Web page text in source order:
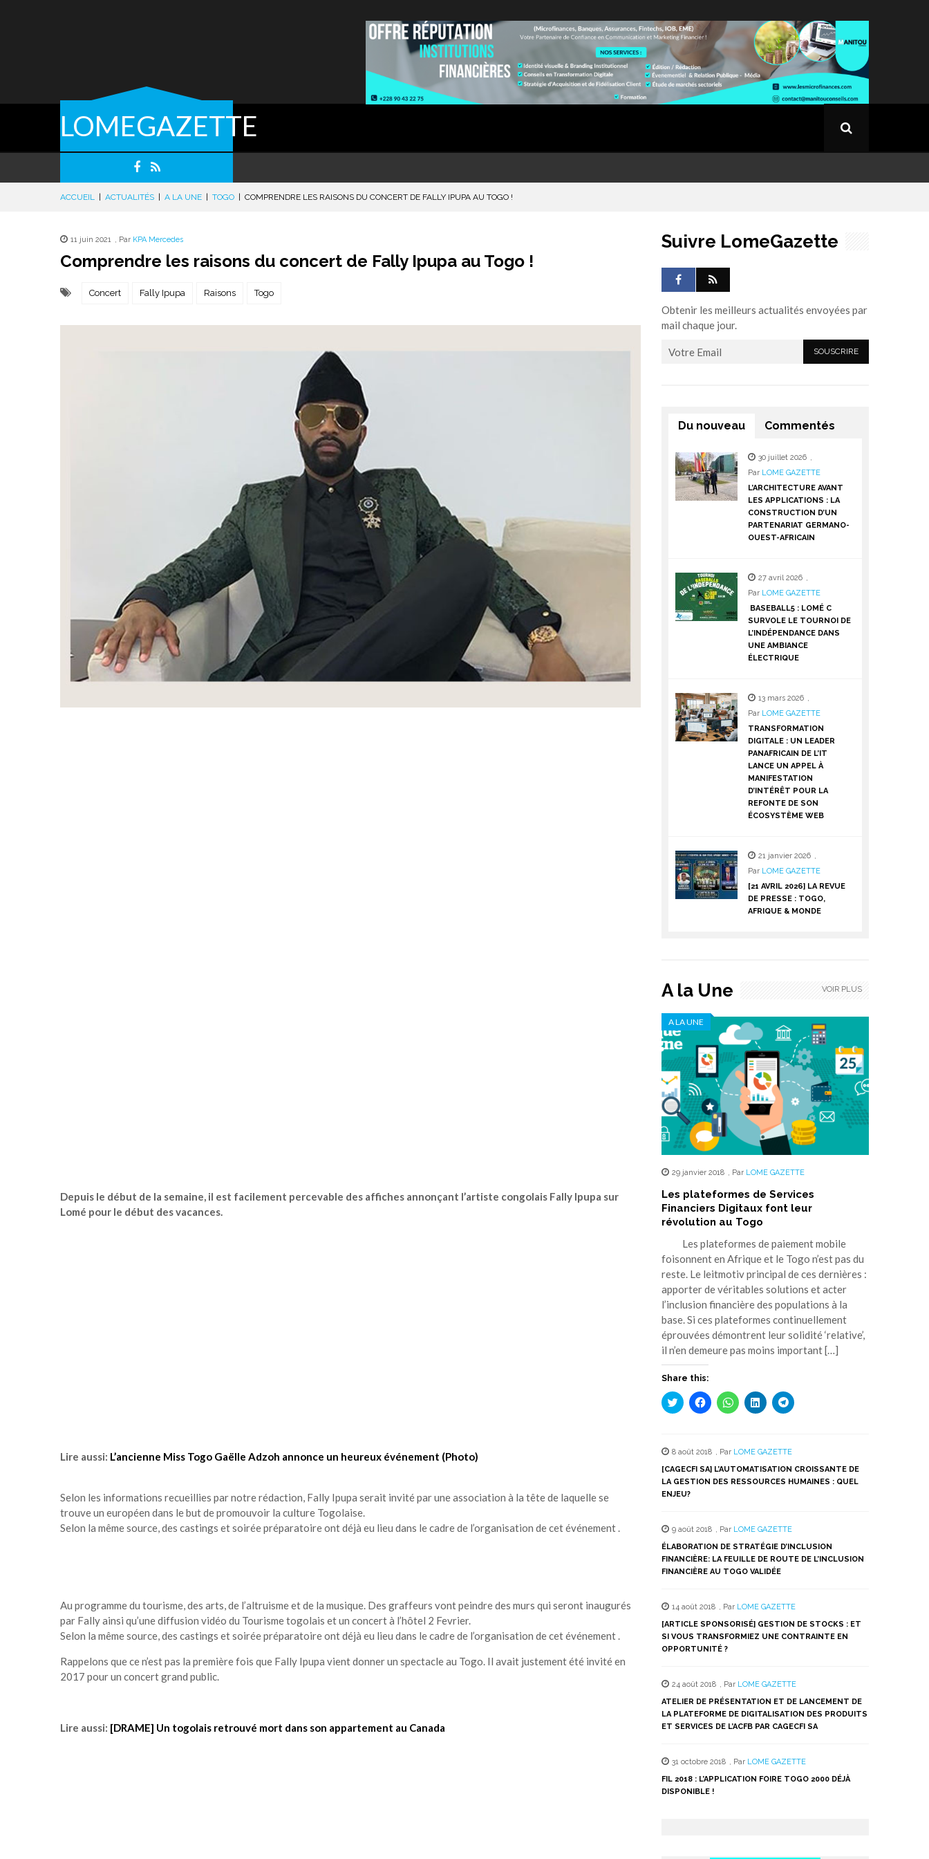
LOMEGAZETTE
ACCUEIL ACTUALITÉS A LA UNE TOGO COMPRENDRE LES RAISONS DU CONCERT DE FALLY IPUPA AU TOGO !
11 juin 2021 , Par KPA Mercedes
Comprendre les raisons du concert de Fally Ipupa au Togo !
Concert Fally Ipupa Raisons Togo
Depuis le début de la semaine, il est facilement percevable des affiches annonçant l’artiste congolais Fally Ipupa sur
Lomé pour le début des vacances.
Lire aussi: L’ancienne Miss Togo Gaëlle Adzoh annonce un heureux événement (Photo)
Selon les informations recueillies par notre rédaction, Fally Ipupa serait invité par une association à la tête de laquelle se
trouve un européen dans le but de promouvoir la culture Togolaise.
Selon la même source, des castings et soirée préparatoire ont déjà eu lieu dans le cadre de l’organisation de cet événement .
Au programme du tourisme, des arts, de l’altruisme et de la musique. Des graffeurs vont peindre des murs qui seront inaugurés
par Fally ainsi qu’une diffusion vidéo du Tourisme togolais et un concert à l’hôtel 2 Fevrier.
Selon la même source, des castings et soirée préparatoire ont déjà eu lieu dans le cadre de l’organisation de cet événement .
Rappelons que ce n’est pas la première fois que Fally Ipupa vient donner un spectacle au Togo. Il avait justement été invité en
2017 pour un concert grand public.
Lire aussi: [DRAME] Un togolais retrouvé mort dans son appartement au Canada
Suivre LomeGazette
Obtenir les meilleurs actualités envoyées par
mail chaque jour.
Du nouveau Commentés
30 juillet 2026 ,
Par LOME GAZETTE
L’ARCHITECTURE AVANT
LES APPLICATIONS : LA
CONSTRUCTION D’UN
PARTENARIAT GERMANO-
OUEST-AFRICAIN
27 avril 2026 ,
Par LOME GAZETTE
BASEBALL5 : LOMÉ C
SURVOLE LE TOURNOI DE
L’INDÉPENDANCE DANS
UNE AMBIANCE
ÉLECTRIQUE
13 mars 2026 ,
Par LOME GAZETTE
TRANSFORMATION
DIGITALE : UN LEADER
PANAFRICAIN DE L’IT
LANCE UN APPEL À
MANIFESTATION
D’INTÉRÊT POUR LA
REFONTE DE SON
ÉCOSYSTÈME WEB
21 janvier 2026 ,
Par LOME GAZETTE
[21 AVRIL 2026] LA REVUE
DE PRESSE : TOGO,
AFRIQUE & MONDE
A la Une
A LA UNE
29 janvier 2018 , Par LOME GAZETTE
Les plateformes de Services
Financiers Digitaux font leur
révolution au Togo
Les plateformes de paiement mobile
foisonnent en Afrique et le Togo n’est pas du
reste. Le leitmotiv principal de ces dernières :
apporter de véritables solutions et acter
l’inclusion financière des populations à la
base. Si ces plateformes continuellement
éprouvées démontrent leur solidité ‘relative’,
il n’en demeure pas moins important […]
Share this:
Cliquez
pour
une
nouvelle
fenêtre)
Cliquez
pour
une
nouvelle
fenêtre)
Cliquez
pour
une
nouvelle
fenêtre)
Cliquez
pour
une
nouvelle
fenêtre)
Cliquez
pour
une
nouvelle
fenêtre)
8 août 2018 , Par LOME GAZETTE
[CAGECFI SA] L’AUTOMATISATION CROISSANTE DE
LA GESTION DES RESSOURCES HUMAINES : QUEL
ENJEU?
9 août 2018 , Par LOME GAZETTE
ÉLABORATION DE STRATÉGIE D’INCLUSION
FINANCIÈRE: LA FEUILLE DE ROUTE DE L’INCLUSION
FINANCIÈRE AU TOGO VALIDÉE
14 août 2018 , Par LOME GAZETTE
[ARTICLE SPONSORISÉ] GESTION DE STOCKS : ET
SI VOUS TRANSFORMIEZ UNE CONTRAINTE EN
OPPORTUNITÉ ?
24 août 2018 , Par LOME GAZETTE
ATELIER DE PRÉSENTATION ET DE LANCEMENT DE
LA PLATEFORME DE DIGITALISATION DES PRODUITS
ET SERVICES DE L’ACFB PAR CAGECFI SA
31 octobre 2018 , Par LOME GAZETTE
FIL 2018 : L’APPLICATION FOIRE TOGO 2000 DÉJÀ
DISPONIBLE !
VOIR PLUS